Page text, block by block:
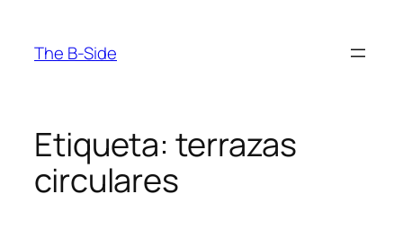
contenido
The B-Side
Etiqueta: terrazas
circulares